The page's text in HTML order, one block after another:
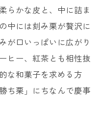
らかな皮と、中に詰ま
中には刻み栗が贅沢に
が口いっぱいに広がり
ヒー、紅茶とも相性抜
な和菓子を求める方
ち栗」にちなんで慶事